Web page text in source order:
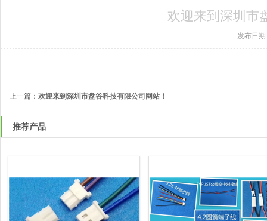
欢迎来到深圳市
发布日期
上一篇： 欢迎来到深圳市盘谷科技有限公司网站！
推荐产品